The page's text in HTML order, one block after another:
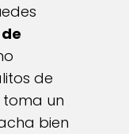
de
toma un
bien